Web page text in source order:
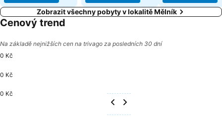
Zobrazit všechny pobyty v lokalitě Mělník
Cenový trend
Na základě nejnižších cen na trivago za posledních 30 dní
0 Kč
0 Kč
0 Kč